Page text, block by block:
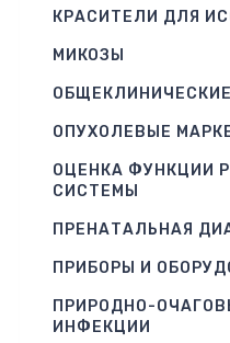
КРАСИТЕЛИ ДЛЯ
МИКОЗЫ
ОПУХОЛЕВЫЕ
ОЦЕНКА ФУНКЦИИ
СИСТЕМЫ
ПРЕНАТАЛЬНАЯ
ПРИБОРЫ И
ПРИРОДНО-
ИНФЕКЦИИ